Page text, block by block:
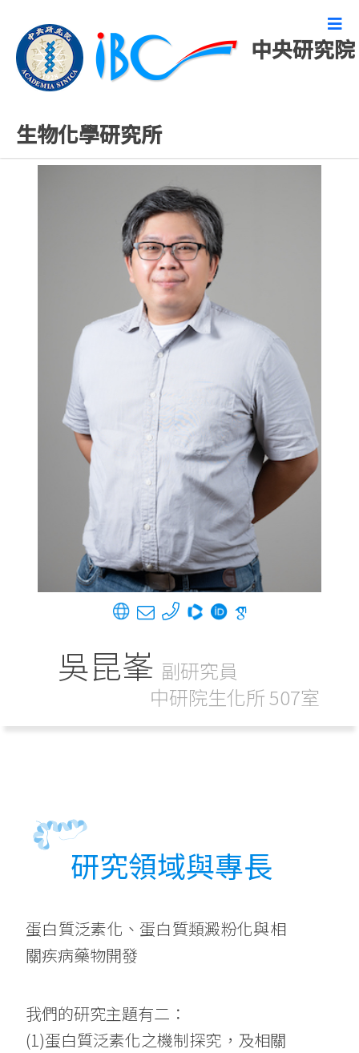
中央研究院
生物化學研究所
專任研究人員
吳昆峯 副研究員
中研院生化所 507室
研究領域與專長
蛋白質泛素化、蛋白質類澱粉化與相
關疾病藥物開發
我們的研究主題有二：
(1)蛋白質泛素化之機制探究，及相關